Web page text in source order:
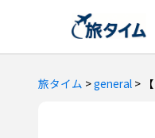
旅タイム >general >